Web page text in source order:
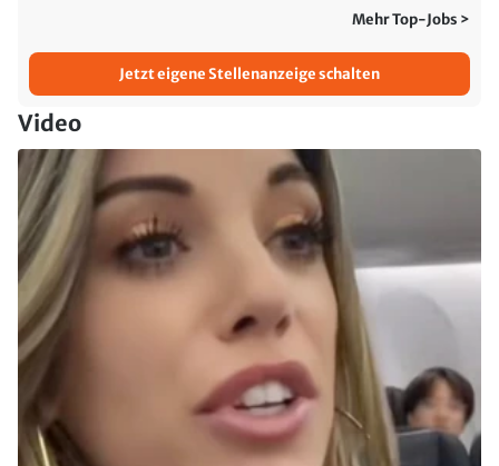
Mehr Top-Jobs >
Jetzt eigene Stellenanzeige schalten
Video